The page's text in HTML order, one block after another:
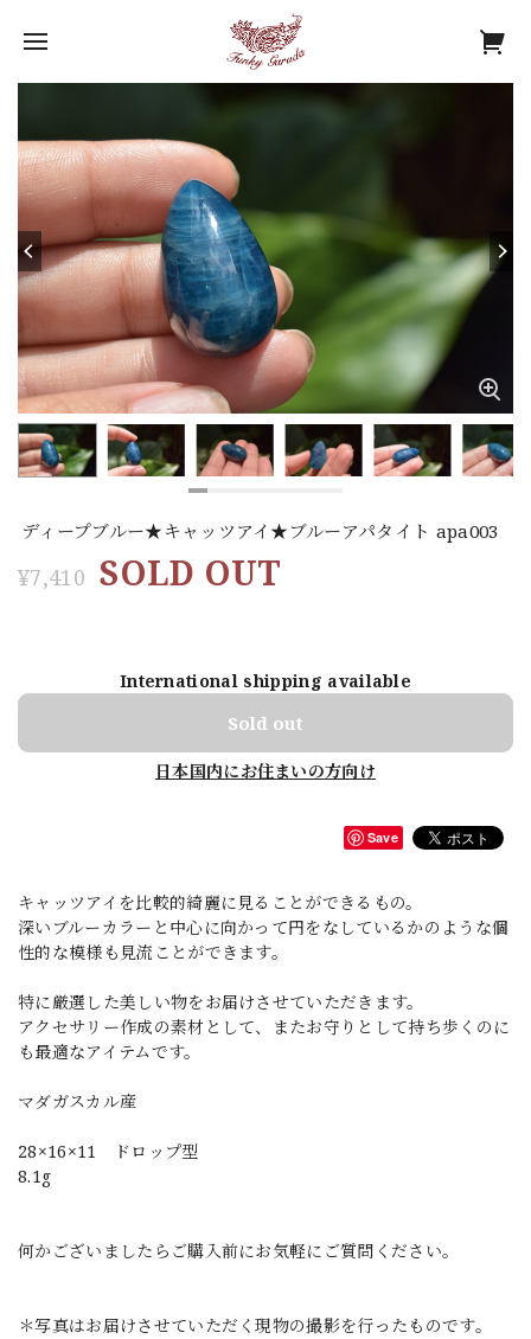
ディープブルー★キャッツアイ★ブルーアパタイト apa003
¥7,410 SOLD OUT
International shipping available
Sold out
日本国内にお住まいの方向け
Save
キャッツアイを比較的綺麗に見ることができるもの。
深いブルーカラーと中心に向かって円をなしているかのような個
性的な模様も見流ことができます。
特に厳選した美しい物をお届けさせていただきます。
アクセサリー作成の素材として、またお守りとして持ち歩くのに
も最適なアイテムです。
マダガスカル産
28×16×11 ドロップ型
8.1g
何かございましたらご購入前にお気軽にご質問ください。
＊写真はお届けさせていただく現物の撮影を行ったものです。